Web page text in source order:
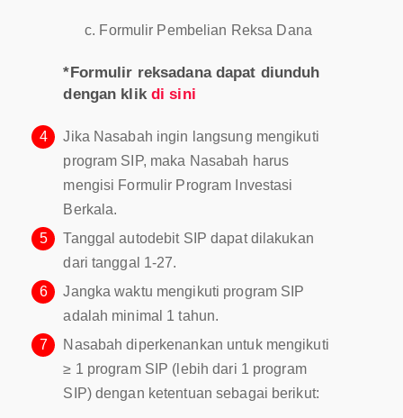
Formulir Pembelian Reksa Dana
*Formulir reksadana dapat diunduh
dengan klik di sini
4
Jika Nasabah ingin langsung mengikuti
program SIP, maka Nasabah harus
mengisi Formulir Program Investasi
Berkala.
5
Tanggal autodebit SIP dapat dilakukan
dari tanggal 1-27.
6
Jangka waktu mengikuti program SIP
adalah minimal 1 tahun.
7
Nasabah diperkenankan untuk mengikuti
≥ 1 program SIP (lebih dari 1 program
SIP) dengan ketentuan sebagai berikut: